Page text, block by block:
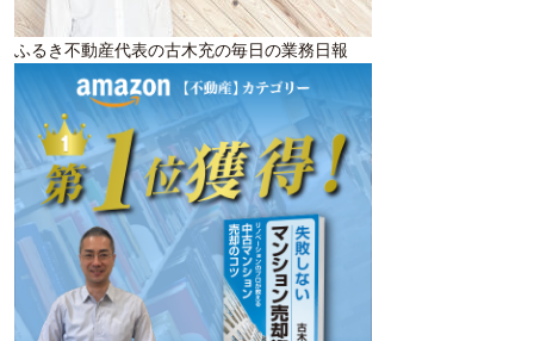
ふるき不動産代表の古木充の毎日の業務日報